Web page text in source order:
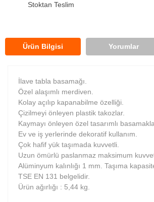
Stoktan Teslim
Ürün Bilgisi Yorumlar
İlave tabla basamağı.
Özel alaşımlı merdiven.
Kolay açılıp kapanabilme özelliği.
Çizilmeyi önleyen plastik takozlar.
Kaymayı önleyen özel tasarımlı
Ev ve iş yerlerinde dekoratif kullanım.
Çok hafif yük taşımada kuvvetli.
Uzun ömürlü paslanmaz maksimum
Alüminyum kalınlığı 1 mm. Taşıma
TSE EN 131 belgelidir.
Ürün ağırlığı : 5,44 kg.